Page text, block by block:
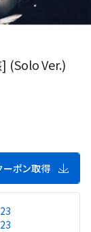
(Solo Ver.)
ーポン取得